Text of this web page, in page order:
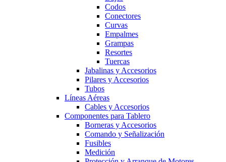
Codos
Conectores
Curvas
Empalmes
Grampas
Resortes
Tuercas
Jabalinas y Accesorios
Pilares y Accesorios
Tubos
Líneas Aéreas
Cables y Accesorios
Componentes para Tablero
Borneras y Accesorios
Comando y Señalización
Fusibles
Medición